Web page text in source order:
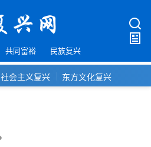
共同富裕 民族复兴
社会主义复兴 东方文化复兴